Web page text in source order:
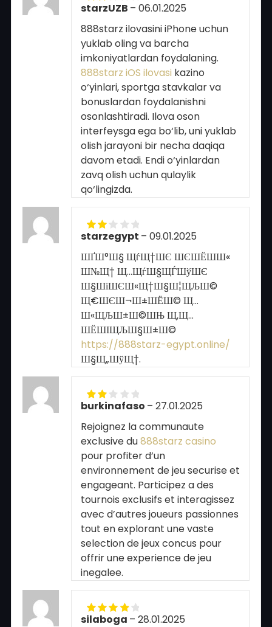
Rated
of 5
starzUZB – 06.01.2025
888starz ilovasini iPhone uchun
yuklab oling va barcha
imkoniyatlardan foydalaning.
888starz iOS ilovasi kazino
o‘yinlari, sportga stavkalar va
bonuslardan foydalanishni
osonlashtiradi. Ilova oson
interfeysga ega bo‘lib, uni yuklab
olish jarayoni bir necha daqiqa
davom etadi. Endi o‘yinlardan
zavq olish uchun qulaylik
qo‘lingizda.
Rated
of 5
starzegypt – 09.01.2025
ШҐШ°Ш§ ЩѓЩ†ШЄ ШЄШЁШ­Ш«
Ш№Щ† Щ…ЩѓШ§ЩЃШўШЄ
Ш§ШіШЄШ«Щ†Ш§Ш¦ЩЉШ©
Щ€ШЄШ¬Ш±ШЁШ© Щ…
Ш«ЩЉШ±Ш©ШЊ Щ‚Щ…
ШЁШІЩЉШ§Ш±Ш©
https://888starz-egypt.online/
Ш§Щ„ШўЩ†.
Rated
of 5
burkinafaso – 27.01.2025
Rejoignez la communaute
exclusive du888starz casino
pour profiter d’un
environnement de jeu securise et
engageant. Participez a des
tournois exclusifs et interagissez
avec d’autres joueurs passionnes
tout en explorant une vaste
selection de jeux concus pour
offrir une experience de jeu
inegalee.
Rated4
silaboga – 28.01.2025